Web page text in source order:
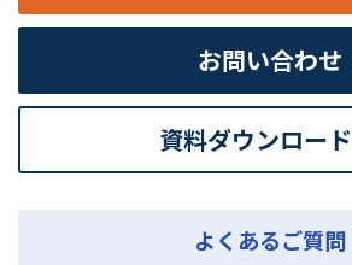
お問い合わせ
資料ダウンロード
よくあるご質問